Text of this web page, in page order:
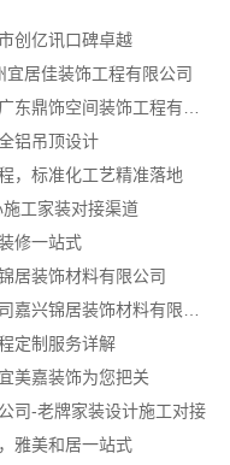
创亿讯口碑卓越
居佳装饰工程有限公司
铝吊顶设计
，标准化工艺精准落地
工家装对接渠道
修一站式
居装饰材料有限公司
定制服务详解
美嘉装饰为您把关
司-老牌家装设计施工对接
雅美和居一站式